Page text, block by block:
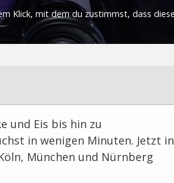
und Eis bis hin zu
in wenigen Minuten. Jetzt in
München und Nürnberg